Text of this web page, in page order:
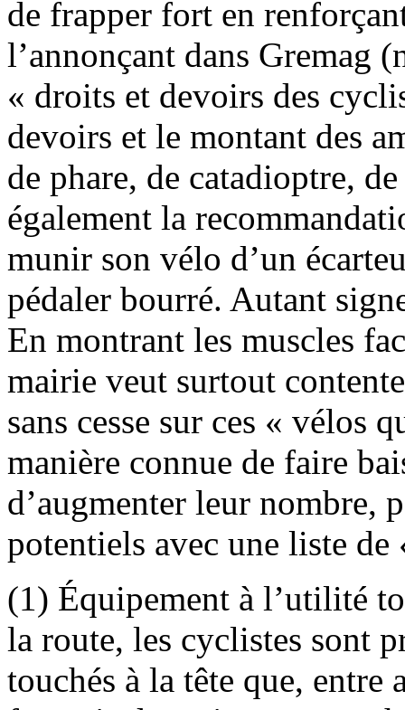
de frapper fort en
l’annonçant dans Gremag
« droits et devoirs des
devoirs et le montant des
de phare, de catadioptre,
également la
munir son vélo d’un
pédaler bourré. Autant
En montrant les muscles
mairie veut surtout
sans cesse sur ces « vélos
manière connue de faire
d’augmenter leur nombre,
potentiels avec une liste
(1) Équipement à l’utilité
la route, les cyclistes sont
touchés à la tête que, entre